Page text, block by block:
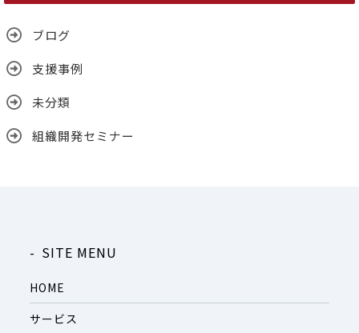
ブログ
支援事例
未分類
組織開発セミナー
SITE MENU
HOME
サービス